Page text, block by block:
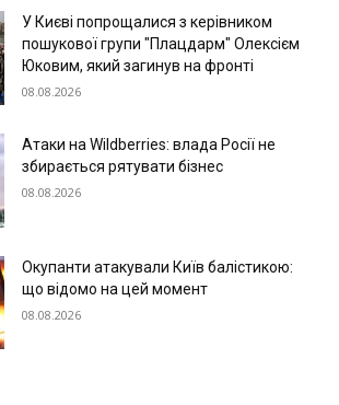
У Києві попрощалися з керівником
пошукової групи "Плацдарм" Олексієм
Юковим, який загинув на фронті
08.08.2026
Атаки на Wildberries: влада Росії не
збирається рятувати бізнес
08.08.2026
Окупанти атакували Київ балістикою:
що відомо на цей момент
08.08.2026